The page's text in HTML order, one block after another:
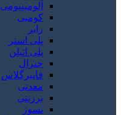
آلومینیومی
کومبی
رابر
پلی استر
پلی اتیلن
جنرال
فایبرگلاس
معدنی
برزنتی
نسوز